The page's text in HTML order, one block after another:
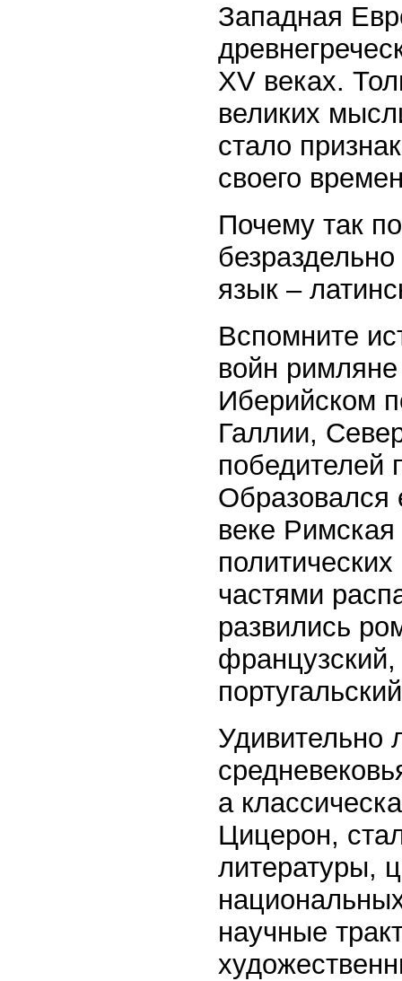
Западная
XV веках.
великих
стало
своего
Почему так
язык –
Вспомните
войн
Иберийском
Галлии,
победителей
Образовался
веке
частями
развились
французский,
Удивительно
а
Цицерон,
литературы,
научные